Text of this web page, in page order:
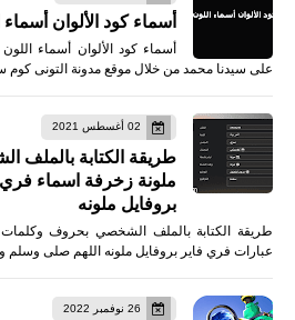
أسماء كود الألوان
أسماء كود الألوان أسماء
على سيدنا محمد من خلال موقع مدونة التونى
02 أغسطس 2021
طريقة الكتابة
ملونة زخرفة اسماء فري
بروفايل ملونه
طريقة الكتابة بالملف الشخصي بحروف
عبارات فري فاير بروفايل ملونه اللهم صلى وسلم
26 نوفمبر 2022